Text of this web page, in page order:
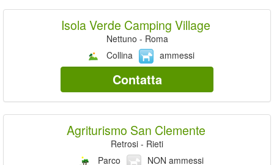
Isola Verde Camping Village
Nettuno - Roma
Collina
ammessi
Contatta
Agriturismo San Clemente
Retrosi - Rieti
Parco
NON ammessi